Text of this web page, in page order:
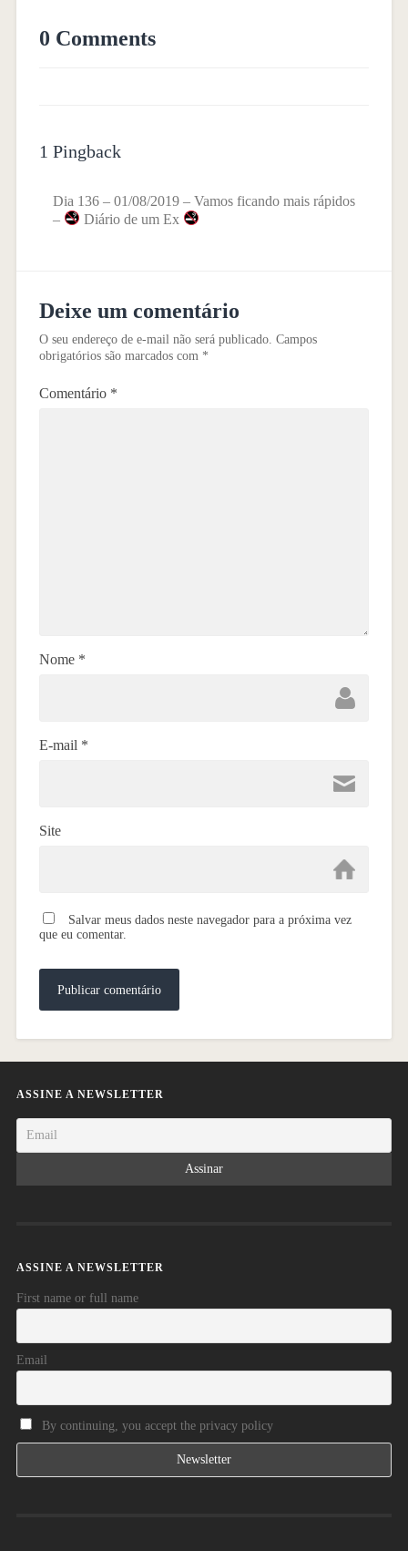
0 Comments
1 Pingback
Dia 136 – 01/08/2019 – Vamos ficando mais rápidos
–
Diário de um Ex
Deixe um comentário
O seu endereço de e-mail não será publicado. Campos
obrigatórios são marcados com *
Comentário *
Nome *
E-mail *
Site
Salvar meus dados neste navegador para a próxima vez
que eu comentar.
ASSINE A NEWSLETTER
ASSINE A NEWSLETTER
First name or full name
Email
By continuing, you accept the privacy policy